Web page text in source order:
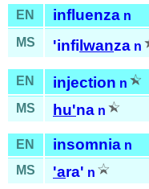
EN influenza n
MS
'infi lwanza n
EN injection n
MS
hu'na n
EN insomnia n
MS
'ara' n